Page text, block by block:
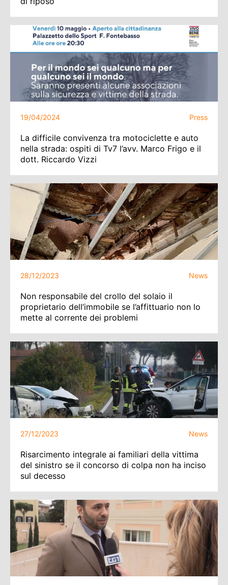
19/04/2024 Press
La difficile convivenza tra motociclette e auto
nella strada: ospiti di Tv7 l’avv. Marco Frigo e il
dott. Riccardo Vizzi
28/12/2023 News
Non responsabile del crollo del solaio il
proprietario dell’immobile se l’affittuario non lo
mette al corrente dei problemi
27/12/2023 News
Risarcimento integrale ai familiari della vittima
del sinistro se il concorso di colpa non ha inciso
sul decesso